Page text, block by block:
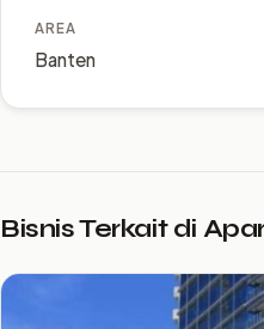
AREA
Banten
Bisnis Terkait di